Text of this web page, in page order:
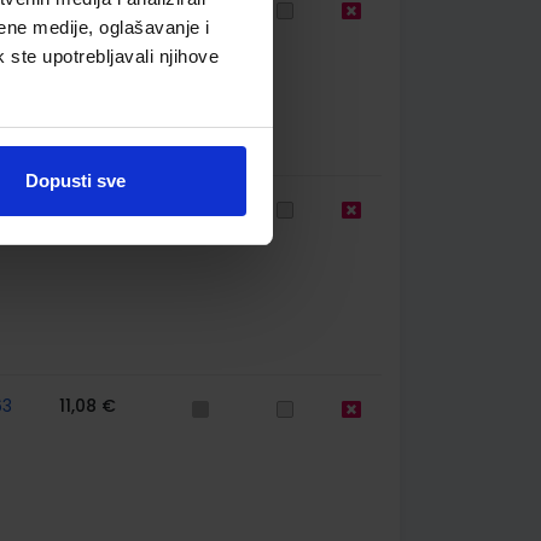
medije, oglašavanje i
ste upotrebljavali njihove
Dopusti sve
11,08 €
11,08 €